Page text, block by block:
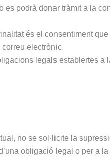
es podrà donar tràmit a la
és el consentiment que
electrònic.
legals establertes a
no se sol·licite la
obligació legal o per a